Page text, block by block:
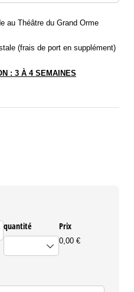
au Théâtre du Grand Orme
(frais de port en supplément)
: 3 À 4 SEMAINES
quantité Prix
0,00 €